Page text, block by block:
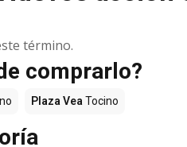
término.
comprarlo?
Plaza Vea Tocino